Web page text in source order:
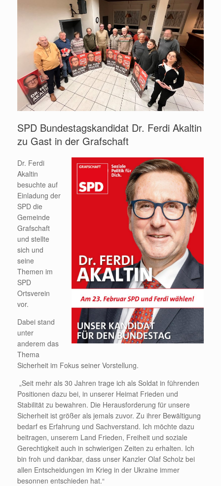
SPD Bundestagskandidat Dr. Ferdi Akaltin
zu Gast in der Grafschaft
Dr. Ferdi
Akaltin
besuchte auf
Einladung der
SPD die
Gemeinde
Grafschaft
und stellte
sich und
seine
Themen im
SPD
Ortsverein
vor.
Dabei stand
unter
anderem das
Thema
Sicherheit im Fokus seiner Vorstellung.
„Seit mehr als 30 Jahren trage ich als Soldat in führenden
Positionen dazu bei, in unserer Heimat Frieden und
Stabilität zu bewahren. Die Herausforderung für unsere
Sicherheit ist größer als jemals zuvor. Zu ihrer Bewältigung
bedarf es Erfahrung und Sachverstand. Ich möchte dazu
beitragen, unserem Land Frieden, Freiheit und soziale
Gerechtigkeit auch in schwierigen Zeiten zu erhalten. Ich
bin froh und dankbar, dass unser Kanzler Olaf Scholz bei
allen Entscheidungen im Krieg in der Ukraine immer
besonnen entschieden hat.“